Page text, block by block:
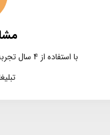
با استفاده